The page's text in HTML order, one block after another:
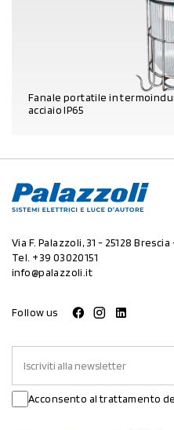
Fanale portatile in
acciaio IP65
Via F. Palazzoli, 31 - 25128
Tel. +39 03020151
info@palazzoli.it
Follow us
Acconsento al trattamento